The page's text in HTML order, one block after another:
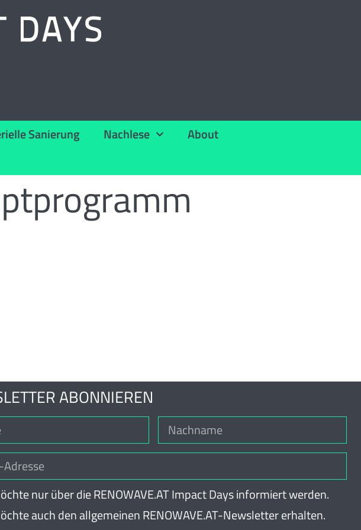
Sanierung Nachlese
About
ABONNIEREN
nur über die RENOWAVE.AT Impact Days informiert werden.
auch den allgemeinen RENOWAVE.AT-Newsletter erhalten.